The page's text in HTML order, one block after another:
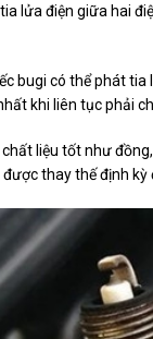
lửa điện giữa hai
bugi có thể phát
khi liên tục phải
liệu tốt như
thay thế định